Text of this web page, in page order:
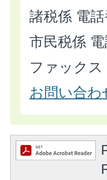
諸税係 電
市民税係
ファック
お問い合わ